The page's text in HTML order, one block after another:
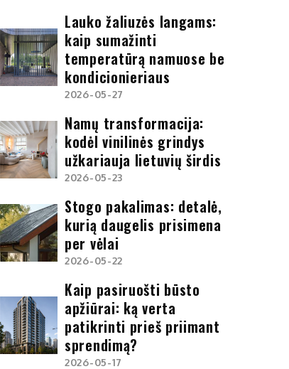
Lauko žaliuzės langams:
kaip sumažinti
temperatūrą namuose be
kondicionieriaus
2026-05-27
Namų transformacija:
kodėl vinilinės grindys
užkariauja lietuvių širdis
2026-05-23
Stogo pakalimas: detalė,
kurią daugelis prisimena
per vėlai
2026-05-22
Kaip pasiruošti būsto
apžiūrai: ką verta
patikrinti prieš priimant
sprendimą?
2026-05-17